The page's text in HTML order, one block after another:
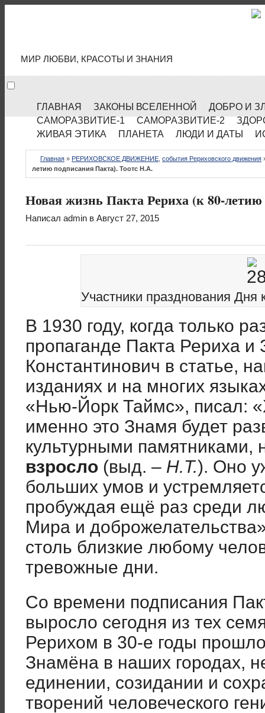
МИР ЛЮБВИ, КРАСОТЫ И ЗНАНИЯ
ГЛАВНАЯ ЗАКОНЫ ВСЕЛЕННОЙ
ДОБРО И
САМОРАЗВИТИЕ-1
САМОРАЗВИТИЕ-2
ЖИВАЯ ЭТИКА
ПЛАНЕТА ЛЮДИ И ДАТЫ
Главная » РЕРИХОВСКОЕ ДВИЖЕНИЕ события Рериховского движения
летию подписания Пакта). Тоотс Н.А.
Новая жизнь Пакта Рериха (к 80-
Написал admin в Август 27, 2015
Участники празднования Дня
В 1930 году, когда только
пропаганде Пакта Рериха
Константинович в статье,
изданиях и на многих
«Нью-Йорк Таймс», писал:
именно это Знамя будет
культурными памятниками,
взросло (выд. – Н.Т.). Оно
больших умов и
пробуждая ещё раз среди
Мира и
столь близкие любому
тревожные дни.
Со времени подписания
выросло сегодня из тех
Рерихом в 30-е годы
Знамёна в наших городах,
единении, созидании и
творений человеческого